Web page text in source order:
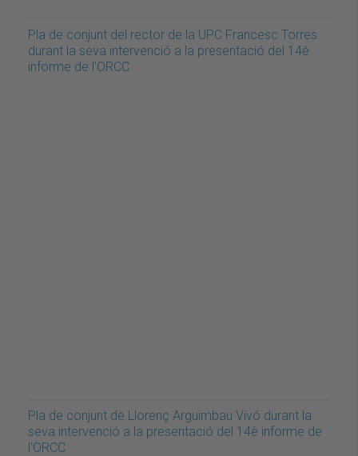
Pla de conjunt del rector de la UPC Francesc Torres
durant la seva intervenció a la presentació del 14è
informe de l'ORCC
Pla de conjunt de Llorenç Arguimbau Vivó durant la
seva intervenció a la presentació del 14è informe de
l'ORCC